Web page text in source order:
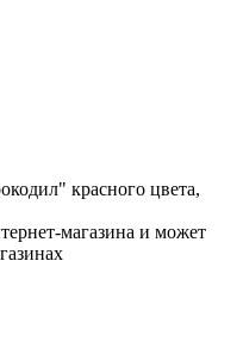
красного цвета,
магазина и может